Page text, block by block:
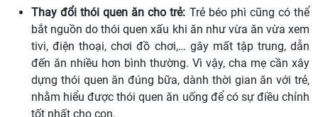
Thay đổi thói quen ăn cho trẻ: Trẻ béo phì cũng có thể
bắt nguồn do thói quen xấu khi ăn như vừa ăn vừa xem
tivi, điện thoại, chơi đồ chơi,… gây mất tập trung, dẫn
đến ăn nhiều hơn bình thường. Vì vậy, cha mẹ cần xây
dựng thói quen ăn đúng bữa, dành thời gian ăn với trẻ,
nhằm hiểu được thói quen ăn uống để có sự điều chỉnh
tốt nhất cho con.